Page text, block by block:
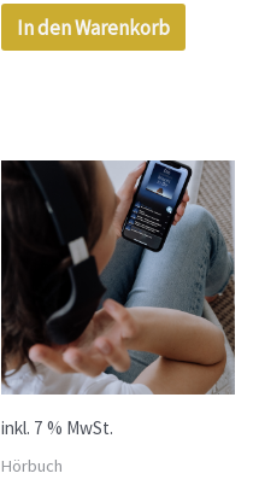
In den Warenkorb
inkl. 7 % MwSt.
Hörbuch